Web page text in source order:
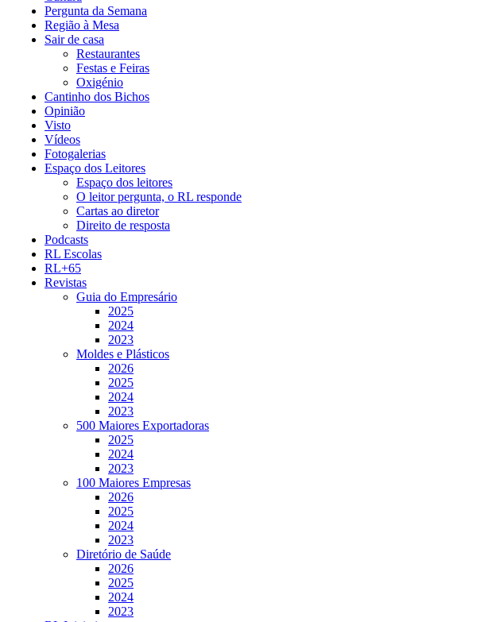
Pergunta da Semana
Região à Mesa
Sair de casa
Restaurantes
Festas e Feiras
Oxigénio
Cantinho dos Bichos
Opinião
Visto
Vídeos
Fotogalerias
Espaço dos Leitores
Espaço dos leitores
O leitor pergunta, o RL responde
Cartas ao diretor
Direito de resposta
Podcasts
RL Escolas
RL+65
Revistas
Guia do Empresário
2025
2024
2023
Moldes e Plásticos
2026
2025
2024
2023
500 Maiores Exportadoras
2025
2024
2023
100 Maiores Empresas
2026
2025
2024
2023
Diretório de Saúde
2026
2025
2024
2023